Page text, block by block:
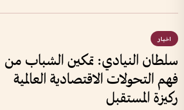
اخبار
سلطان النيادي: تمكين الشباب من
فهم التحولات الاقتصادية العالمية
ركيزة المستقبل